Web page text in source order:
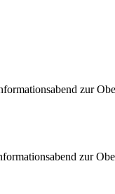
zur
zur